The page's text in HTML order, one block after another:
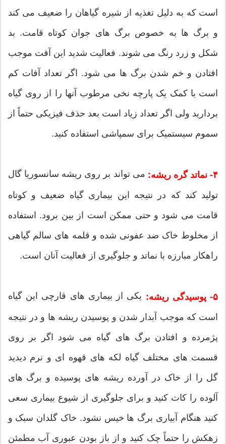
است که به دلیل تغذیه از شیره گیاهان را ضعیف می کند
و برگ ها به خصوص برگ های جوان کوتاه قامت. بد
شکل و زرد رنگ می شوند. فعالیت شدید این آفت موجب
افتادن و خم شدن برگ ها می شود. اگر تعداد آفات کم
است با کمک یک پارچه نخی مرطوب آنها را از روی گیاه
بردارید ولی اگر تعداد زیاد است بعد حذف فیزیکی حتماً از
سموم سیستمیک برای سمپاشی استفاده کنید.
۴- نماتد گره ریشه: می تواند بر روی ریشه سانسوریا گال
تولید کند که در نتیجه این بیماری گیاه ضعیف و کوتاه
قامت می شود و حتی ممکن است از بین برود. استفاده
از مخلوط خاک ضد عفونی شده و قلمه های سالم گیاهی
راهکار مبارزه با نماتد و جلوگیری از فعالیت آنان است.
۵- پوسیدگی ریشه: یکی از بیماری های قارچی این گیاه
است که موجب آبدار شدن و پوسیدن ریشه ها و در نتیجه
پژمرده و افتادن برگ های گیاه می شود اگر بر روی
قسمت های مختلف گیاه لکه های قهوه ای و نرم دیدید
گل را از خاک در آورده ریشه های پوسیده و برگ های
آلوده را کات کنید و برای جلوگیری از شیوع بیماری سعی
کنید هنگام آبیاری برگ ها خیس نشود. خاک گلدان سبک و
زهکش را حتماً چک کنید و از باز بودن عبوری آب مطمئن